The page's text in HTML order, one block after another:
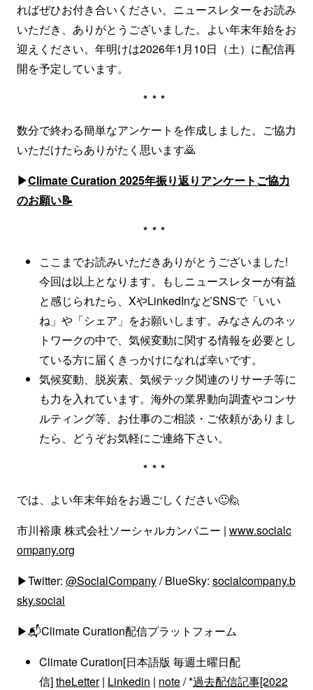
ればぜひお付き合いください。ニュースレターをお読み
いただき、ありがとうございました。よい年末年始をお
迎えください。年明けは2026年1月10日（土）に配信再
開を予定しています。
***
数分で終わる簡単なアンケートを作成しました。ご協力
いただけたらありがたく思います🙇
▶Climate Curation 2025年振り返りアンケートご協力
のお願い📝
***
ここまでお読みいただきありがとうございました!
今回は以上となります。もしニュースレターが有益
と感じられたら、XやLinkedInなどSNSで「いい
ね」や「シェア」をお願いします。みなさんのネッ
トワークの中で、気候変動に関する情報を必要とし
ている方に届くきっかけになれば幸いです。
気候変動、脱炭素、気候テック関連のリサーチ等に
も力を入れています。海外の業界動向調査やコンサ
ルティング等、お仕事のご相談・ご依頼がありまし
たら、どうぞお気軽にご連絡下さい。
***
では、よい年末年始をお過ごしください🙂🙋
市川裕康 株式会社ソーシャルカンパニー | www.socialc
ompany.org
▶Twitter: @SocialCompany/ BlueSky: socialcompany.b
sky.social
▶📬Climate Curation配信プラットフォーム
Climate Curation[日本語版 毎週土曜日配
信]theLetter| Linkedin | note/ *過去配信記事[2022